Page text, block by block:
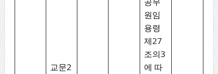
교문2
원임
용령
제27
조의3
에 따